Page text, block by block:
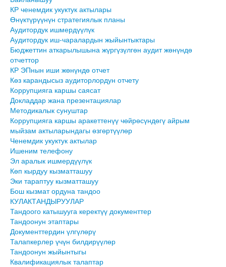
КР ченемдик укуктук актылары
Өнүктүрүүнүн стратегиялык планы
Аудитордук ишмердүүлүк
Аудитордук иш-чаралардын жыйынтыктары
Бюджеттин аткарылышына жүргүзүлгөн аудит жөнүндө
отчеттор
КР ЭПнын иши жөнүндө отчет
Көз карандысыз аудиторлордун отчету
Коррупцияга каршы саясат
Докладдар жана презентациялар
Методикалык сунуштар
Коррупцияга каршы аракеттенүү чөйрөсүндөгү айрым
мыйзам актыларындагы өзгөртүүлөр
Ченемдик укуктук актылар
Ишеним телефону
Эл аралык ишмердүүлүк
Көп кырдуу кызматташуу
Эки тараптуу кызматташуу
Бош кызмат ордуна тандоо
КУЛАКТАНДЫРУУЛАР
Тандоого катышууга керектүү документтер
Тандоонун этаптары
Документтердин үлгүлөрү
Талапкерлер үчүн билдирүүлөр
Тандоонун жыйынтыгы
Квалификациялык талаптар